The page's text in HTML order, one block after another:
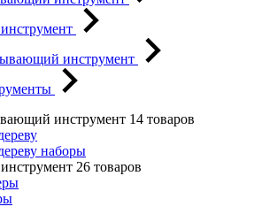
инструмент
инструмент 14 товаров
наборы
26 товаров